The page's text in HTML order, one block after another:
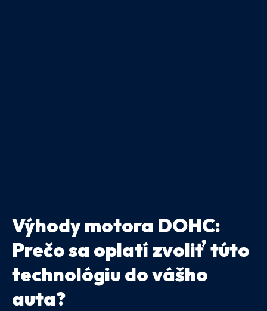
Výhody motora DOHC:
Prečo sa oplatí zvoliť túto
technológiu do vášho
auta?